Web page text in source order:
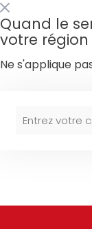
Quand le
votre région
Ne s'applique